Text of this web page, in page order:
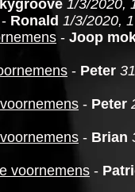
1/3/2020,
- Ronald 1/3/2020,
- Joop
- Peter
- Peter
- Brian
voornemens -